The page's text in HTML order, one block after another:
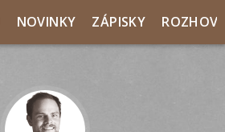
NOVINKY ZÁPISKY